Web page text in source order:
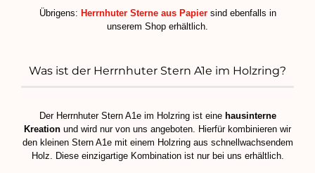
Übrigens: Herrnhuter Sterne aus Papiersind ebenfalls in
unserem Shop erhältlich.
Was ist der Herrnhuter Stern A1e im Holzring?
Der Herrnhuter Stern A1e im Holzring ist eine hausinterne
Kreation und wird nur von uns angeboten. Hierfür kombinieren wir
den kleinen Stern A1e mit einem Holzring aus schnellwachsendem
Holz. Diese einzigartige Kombination ist nur bei uns erhältlich.